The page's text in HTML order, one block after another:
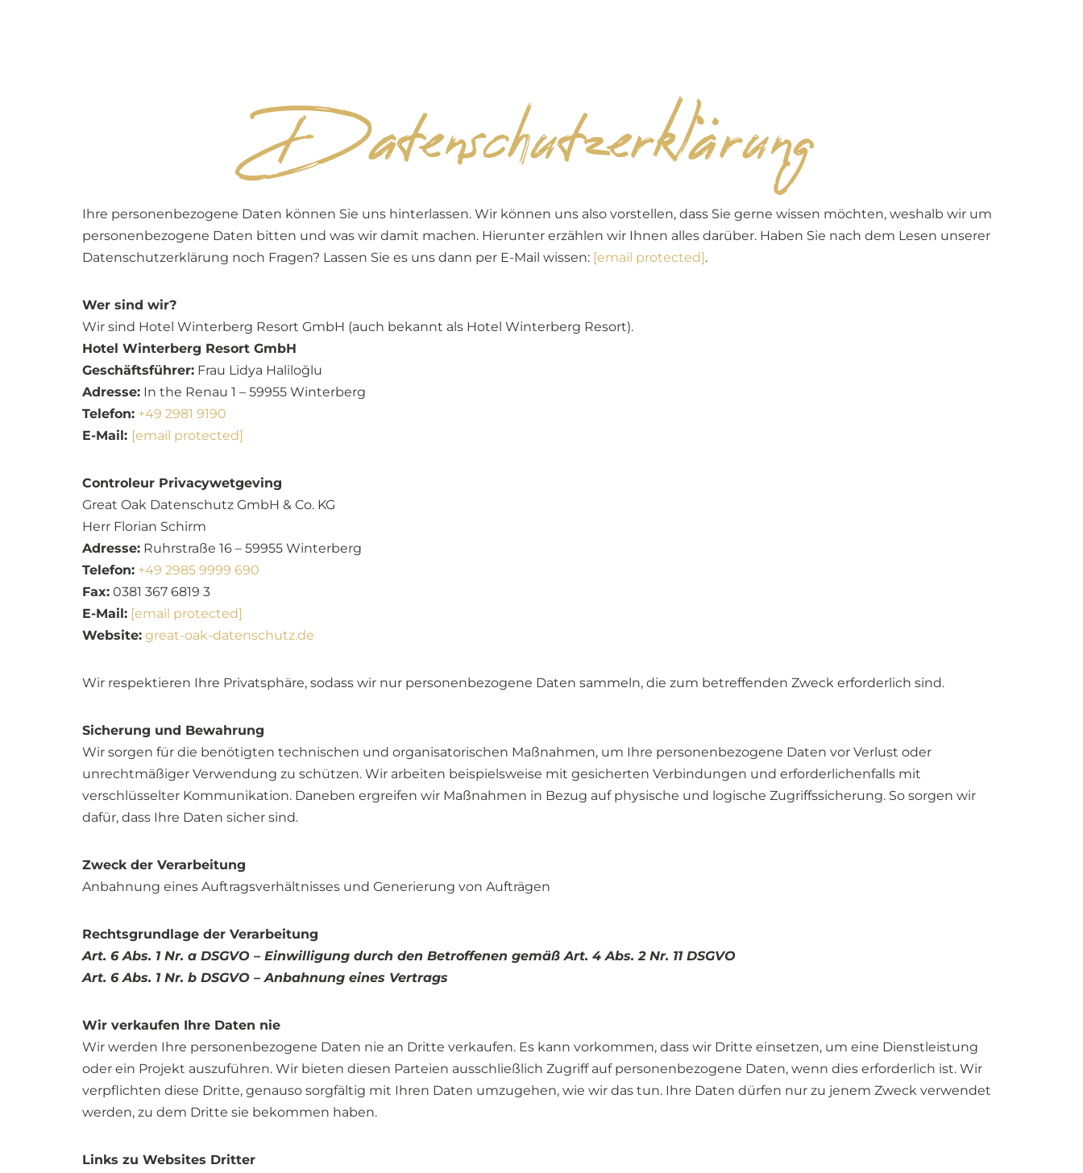
Datenschutzerklärung
Ihre personenbezogene Daten können Sie uns hinterlassen. Wir können uns also vorstellen, dass Sie gerne wissen möchten, weshalb wir um
personenbezogene Daten bitten und was wir damit machen. Hierunter erzählen wir Ihnen alles darüber. Haben Sie nach dem Lesen unserer
Datenschutzerklärung noch Fragen? Lassen Sie es uns dann per E-Mail wissen: [email protected].
Wer sind wir?
Wir sind Hotel Winterberg Resort GmbH (auch bekannt als Hotel Winterberg Resort).
Hotel Winterberg Resort GmbH
Geschäftsführer: Frau Lidya Haliloğlu
Adresse: In the Renau 1 – 59955 Winterberg
Telefon: +49 2981 9190
E-Mail: [email protected]
Controleur Privacywetgeving
Great Oak Datenschutz GmbH & Co. KG
Herr Florian Schirm
Adresse: Ruhrstraße 16 – 59955 Winterberg
Telefon: +49 2985 9999 690
Fax: 0381 367 6819 3
E-Mail: [email protected]
Website: great-oak-datenschutz.de
Wir respektieren Ihre Privatsphäre, sodass wir nur personenbezogene Daten sammeln, die zum betreffenden Zweck erforderlich sind.
Sicherung und Bewahrung
Wir sorgen für die benötigten technischen und organisatorischen Maßnahmen, um Ihre personenbezogene Daten vor Verlust oder
unrechtmäßiger Verwendung zu schützen. Wir arbeiten beispielsweise mit gesicherten Verbindungen und erforderlichenfalls mit
verschlüsselter Kommunikation. Daneben ergreifen wir Maßnahmen in Bezug auf physische und logische Zugriffssicherung. So sorgen wir
dafür, dass Ihre Daten sicher sind.
Zweck der Verarbeitung
Anbahnung eines Auftragsverhältnisses und Generierung von Aufträgen
Rechtsgrundlage der Verarbeitung
Art. 6 Abs. 1 Nr. a DSGVO – Einwilligung durch den Betroffenen gemäß Art. 4 Abs. 2 Nr. 11 DSGVO
Art. 6 Abs. 1 Nr. b DSGVO – Anbahnung eines Vertrags
Wir verkaufen Ihre Daten nie
Wir werden Ihre personenbezogene Daten nie an Dritte verkaufen. Es kann vorkommen, dass wir Dritte einsetzen, um eine Dienstleistung
oder ein Projekt auszuführen. Wir bieten diesen Parteien ausschließlich Zugriff auf personenbezogene Daten, wenn dies erforderlich ist. Wir
verpflichten diese Dritte, genauso sorgfältig mit Ihren Daten umzugehen, wie wir das tun. Ihre Daten dürfen nur zu jenem Zweck verwendet
werden, zu dem Dritte sie bekommen haben.
Links zu Websites Dritter